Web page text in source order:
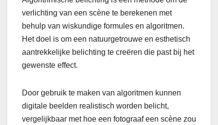
verlichting van een scène te berekenen met
behulp van wiskundige formules en algoritmen.
Het doel is om een natuurgetrouwe en esthetisch
aantrekkelijke belichting te creëren die past bij het
gewenste effect.
Door gebruik te maken van algoritmen kunnen
digitale beelden realistisch worden belicht,
vergelijkbaar met hoe een fotograaf een scène zou